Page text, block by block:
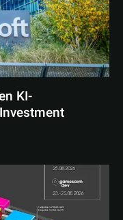
KI-